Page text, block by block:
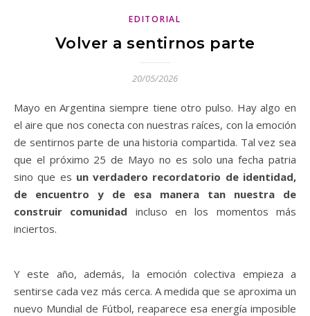
EDITORIAL
Volver a sentirnos parte
20/05/2026
Mayo en Argentina siempre tiene otro pulso. Hay algo en
el aire que nos conecta con nuestras raíces, con la emoción
de sentirnos parte de una historia compartida. Tal vez sea
que el próximo 25 de Mayo no es solo una fecha patria
sino que es un verdadero recordatorio de identidad,
de encuentro y de esa manera tan nuestra de
construir comunidad incluso en los momentos más
inciertos.
Y este año, además, la emoción colectiva empieza a
sentirse cada vez más cerca. A medida que se aproxima un
nuevo Mundial de Fútbol, reaparece esa energía imposible